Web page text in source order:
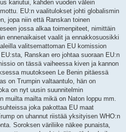
kariutui, kahden vuoden välein
EU:n vaalitulokset johti globalismin
jopa niin että Ranskan toinen
jossa alkaa toimenpiteet, nimittäin
ennenaikaiset vaalit ja ennakkosuosikki
valitsemattoman EU komission
Ranskan ero johtaa suoraan EU:n
on tässä vaiheessa kiven ja kannon
muutokseen Le Benin pitäessä
on Trumpin valtaantulo, hän on
on nyt uusin suunnitelmin
muilta mailta mikä on Naton loppu mm.
joka pakottaa EU maat
on uhannut riistää yksityisen WHO:n
Soroksen väriliike näkee punaista,